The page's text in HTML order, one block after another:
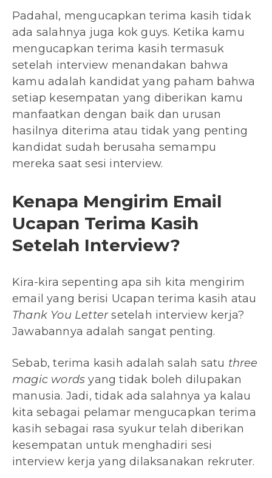
Padahal, mengucapkan terima kasih tidak
ada salahnya juga kok guys. Ketika kamu
mengucapkan terima kasih termasuk
setelah interview menandakan bahwa
kamu adalah kandidat yang paham bahwa
setiap kesempatan yang diberikan kamu
manfaatkan dengan baik dan urusan
hasilnya diterima atau tidak yang penting
kandidat sudah berusaha semampu
mereka saat sesi interview.
Kenapa Mengirim Email
Ucapan Terima Kasih
Setelah Interview?
Kira-kira sepenting apa sih kita mengirim
email yang berisi Ucapan terima kasih atau
Thank You Lettersetelah interview kerja?
Jawabannya adalah sangat penting.
Sebab, terima kasih adalah salah satu three
magic words yang tidak boleh dilupakan
manusia. Jadi, tidak ada salahnya ya kalau
kita sebagai pelamar mengucapkan terima
kasih sebagai rasa syukur telah diberikan
kesempatan untuk menghadiri sesi
interview kerja yang dilaksanakan rekruter.